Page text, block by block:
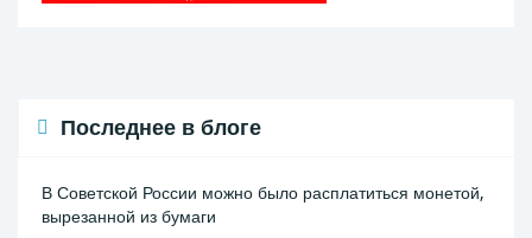
Последнее в блоге
В Советской России можно было расплатиться монетой,
вырезанной из бумаги